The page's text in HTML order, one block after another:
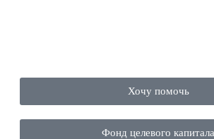
Хочу помочь
Фонд целевого капитала